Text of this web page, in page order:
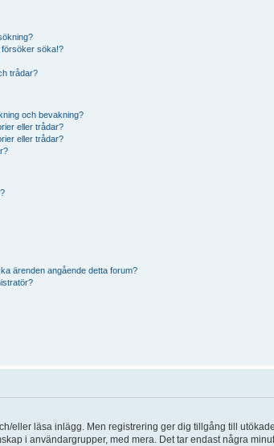
försöker söka!?
trådar?
och bevakning?
eller trådar?
eller trådar?
ärenden angående detta forum?
eller läsa inlägg. Men registrering ger dig tillgång till utökade
i användargrupper, med mera. Det tar endast några